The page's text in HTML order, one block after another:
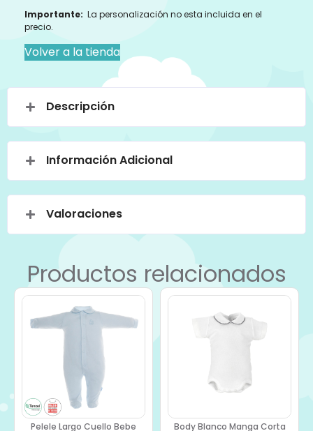
Importante: La personalización no esta incluida en el
precio.
Volver a la tienda
Descripción
Información Adicional
Valoraciones
Productos relacionados
Pelele Largo Cuello Bebe
Body Blanco Manga Corta